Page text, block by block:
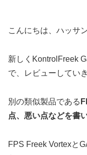
こんにちは、ハッサ
新しくKontrolFreek
で、レビューしてい
別の類似製品である
点、悪い点などを書
FPS Freek Vortexと